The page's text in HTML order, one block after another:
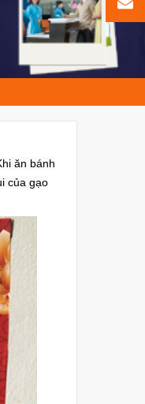
ăn bánh
của gạo